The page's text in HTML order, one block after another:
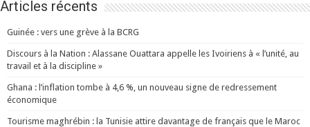
Articles récents
Guinée : vers une grève à la BCRG
Discours à la Nation : Alassane Ouattara appelle les Ivoiriens à « l’unité, au
travail et à la discipline »
Ghana : l’inflation tombe à 4,6 %, un nouveau signe de redressement
économique
Tourisme maghrébin : la Tunisie attire davantage de français que le Maroc